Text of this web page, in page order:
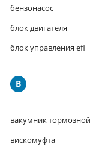
бензонасос
блок двигателя
блок управления efi
В
вакумник тормозной
вискомуфта